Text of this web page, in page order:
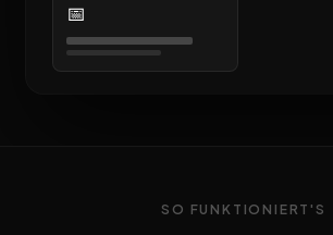
📅
SO FUNKTIONIERT'S